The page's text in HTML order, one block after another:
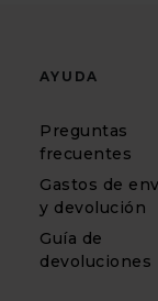
AYUDA
Preguntas
frecuentes
Gastos de
y devolución
Guía de
devoluciones